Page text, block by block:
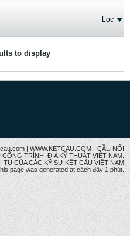
Lọc
to display
| WWW.KETCAU.COM - CẦU NỐI
CÔNG TRÌNH, ĐỊA KỸ THUẬT VIỆT NAM.
CỦA CÁC KỸ SƯ KẾT CÂU VIỆT NAM
page was generated at cách đây 1 phút.